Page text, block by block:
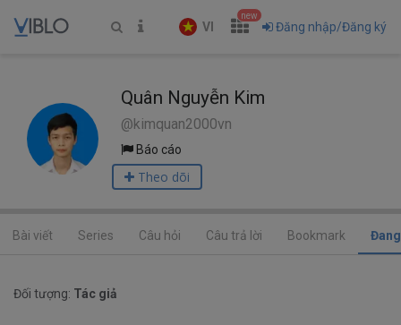
VI
new
Đăng nhập/Đăng ký
Quân Nguyễn Kim
@kimquan2000vn
Báo cáo
Theo dõi
Bài viết Series Câu hỏi Câu trả lời Bookmark
Đối tượng: Tác giả